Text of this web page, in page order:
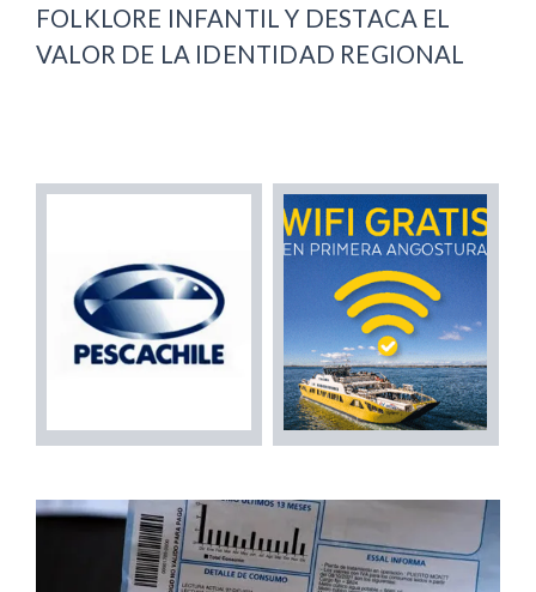
FOLKLORE INFANTIL Y DESTACA EL
VALOR DE LA IDENTIDAD REGIONAL